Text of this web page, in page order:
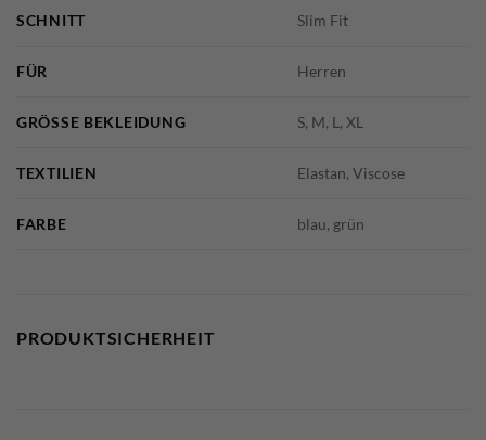
SCHNITT Slim Fit
FÜR Herren
GRÖSSE BEKLEIDUNG S, M, L, XL
TEXTILIEN Elastan, Viscose
FARBE blau, grün
PRODUKTSICHERHEIT